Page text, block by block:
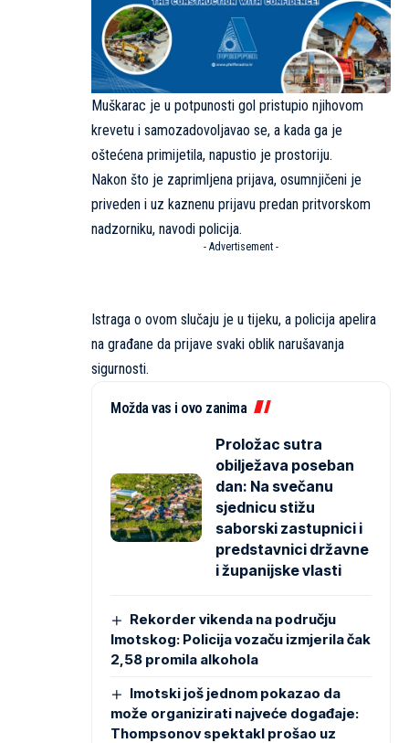
Muškarac je u potpunosti gol pristupio njihovom
krevetu i samozadovoljavao se, a kada ga je
oštećena primijetila, napustio je prostoriju.
Nakon što je zaprimljena prijava, osumnjičeni je
priveden i uz kaznenu prijavu predan pritvorskom
nadzorniku, navodi policija.
- Advertisement -
Istraga o ovom slučaju je u tijeku, a policija apelira
na građane da prijave svaki oblik narušavanja
sigurnosti.
Možda vas i ovo zanima
Proložac sutra
obilježava poseban
dan: Na svečanu
sjednicu stižu
saborski zastupnici i
predstavnici državne
i županijske vlasti
Rekorder vikenda na području
Imotskog: Policija vozaču izmjerila čak
2,58 promila alkohola
Imotski još jednom pokazao da
može organizirati najveće događaje:
Thompsonov spektakl prošao uz